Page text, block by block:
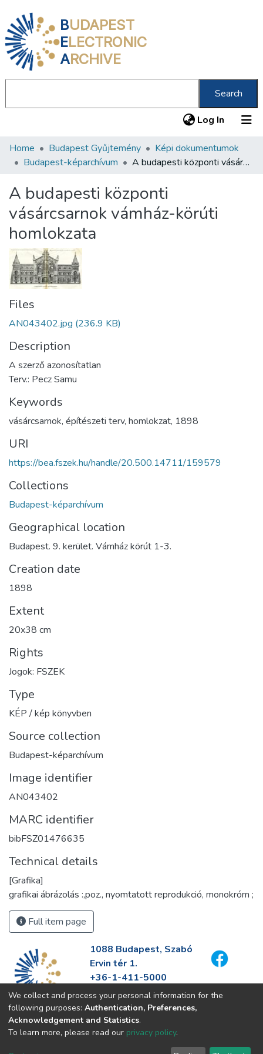
BUDAPEST
ELECTRONIC
ARCHIVE
Search
Log In (current)
Communities & Collections
Statistics
About us
Home Budapest Gyűjtemény
Képi dokumentumok
Budapest-képarchívum
A budapesti központi vásárcsarnok vámház-körúti homlokzata
A budapesti központi
vásárcsarnok vámház-körúti
homlokzata
Files
AN043402.jpg (236.9 KB)
Description
A szerző azonosítatlan
Terv.: Pecz Samu
Keywords
vásárcsarnok, építészeti terv, homlokzat, 1898
URI
https://bea.fszek.hu/handle/20.500.14711/159579
Collections
Budapest-képarchívum
Geographical location
Budapest. 9. kerület. Vámház körút 1-3.
Creation date
1898
Extent
20x38 cm
Rights
Jogok: FSZEK
Type
KÉP / kép könyvben
Source collection
Budapest-képarchívum
Image identifier
AN043402
MARC identifier
bibFSZ01476635
Technical details
[Grafika]
grafikai ábrázolás :,poz., nyomtatott reprodukció, monokróm ;
Full item page
1088 Budapest, Szabó
Ervin tér 1.
+36-1-411-5000
info@fszek.hu
https://fszek.hu
We collect and process your personal information for the
following purposes: Authentication, Preferences,
Acknowledgement and Statistics.
To learn more, please read our privacy policy.